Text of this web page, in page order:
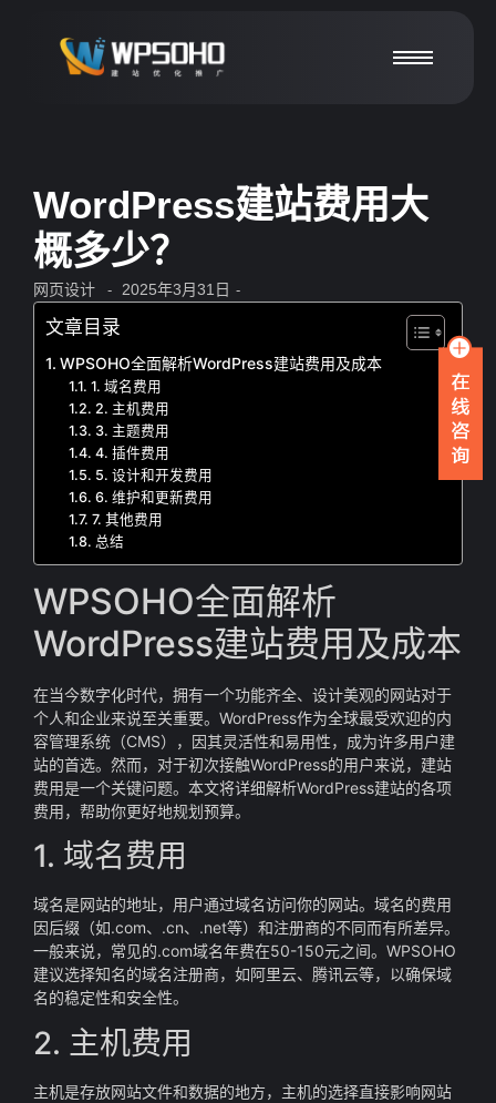
WordPress建站费用大
概多少？
网页设计 - 2025年3月31日 -
文章目录
WPSOHO全面解析WordPress建站费用及成本
1. 域名费用
2. 主机费用
3. 主题费用
4. 插件费用
5. 设计和开发费用
6. 维护和更新费用
7. 其他费用
总结
WPSOHO全面解析
WordPress建站费用及成本
在当今数字化时代，拥有一个功能齐全、设计美观的网站对于
个人和企业来说至关重要。WordPress作为全球最受欢迎的内
容管理系统（CMS），因其灵活性和易用性，成为许多用户建
站的首选。然而，对于初次接触WordPress的用户来说，建站
费用是一个关键问题。本文将详细解析WordPress建站的各项
费用，帮助你更好地规划预算。
1. 域名费用
域名是网站的地址，用户通过域名访问你的网站。域名的费用
因后缀（如.com、.cn、.net等）和注册商的不同而有所差异。
一般来说，常见的.com域名年费在50-150元之间。WPSOHO
建议选择知名的域名注册商，如阿里云、腾讯云等，以确保域
名的稳定性和安全性。
2. 主机费用
主机是存放网站文件和数据的地方，主机的选择直接影响网站